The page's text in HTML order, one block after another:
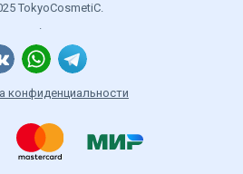
TokyoCosmetiC.
.
конфиденциальности